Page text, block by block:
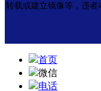
转载或建立镜像等，违者
首页
微信
电话